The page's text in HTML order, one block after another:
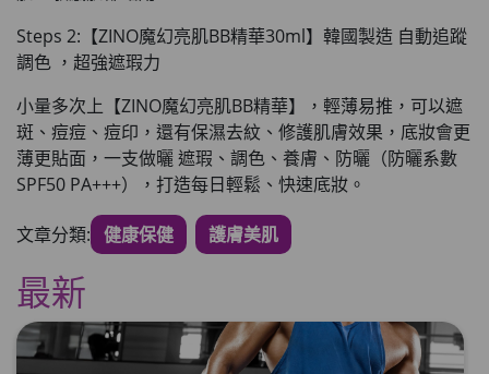
Steps 2:【ZINO魔幻亮肌BB精華30ml】韓國製造 自動追蹤
調色 ，超強遮瑕力
小量多次上【ZINO魔幻亮肌BB精華】，輕薄易推 ，可以遮
斑、痘痘、痘印，還有保濕去紋、修護肌膚效果， 底妝會更
薄更貼面 ，一支做曬 遮瑕、調色、養膚、防曬（防曬系數
SPF50 PA+++），打造每日輕鬆、快速底妝。
文章分類: 健康保健 護膚美肌
最新